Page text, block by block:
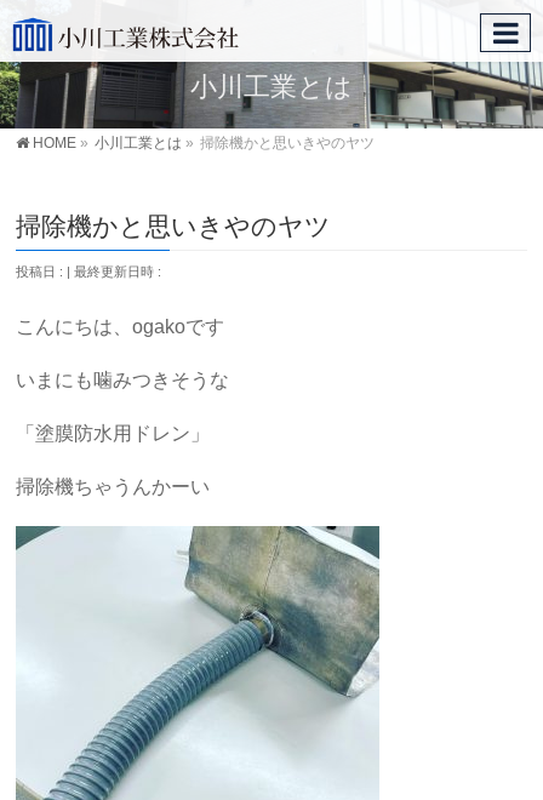
小川工業とは
HOME » 小川工業とは » 掃除機かと思いきやのヤツ
掃除機かと思いきやのヤツ
投稿日 : 最終更新日時 :
こんにちは、ogakoです
いまにも噛みつきそうな
「塗膜防水用ドレン」
掃除機ちゃうんかーい